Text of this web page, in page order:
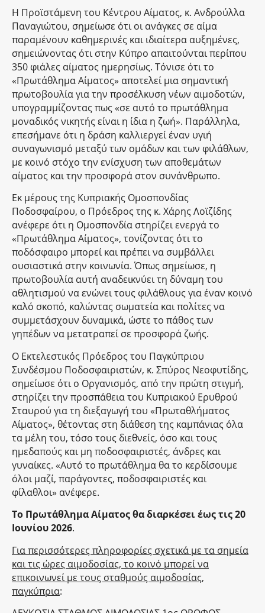
Η Προϊστάμενη του Κέντρου Αίματος, κ. Ανδρούλλα
Παναγιώτου, σημείωσε ότι οι ανάγκες σε αίμα
παραμένουν καθημερινές και ιδιαίτερα αυξημένες,
σημειώνοντας ότι στην Κύπρο απαιτούνται περίπου
350 φιάλες αίματος ημερησίως. Τόνισε ότι το
«Πρωτάθλημα Αίματος» αποτελεί μια σημαντική
πρωτοβουλία για την προσέλκυση νέων αιμοδοτών,
υπογραμμίζοντας πως «σε αυτό το πρωτάθλημα
μοναδικός νικητής είναι η ίδια η ζωή». Παράλληλα,
επεσήμανε ότι η δράση καλλιεργεί έναν υγιή
συναγωνισμό μεταξύ των ομάδων και των φιλάθλων,
με κοινό στόχο την ενίσχυση των αποθεμάτων
αίματος και την προσφορά στον συνάνθρωπο.
Εκ μέρους της Κυπριακής Ομοσπονδίας
Ποδοσφαίρου, ο Πρόεδρος της κ. Χάρης Λοϊζίδης
ανέφερε ότι η Ομοσπονδία στηρίζει ενεργά το
«Πρωτάθλημα Αίματος», τονίζοντας ότι το
ποδόσφαιρο μπορεί και πρέπει να συμβάλλει
ουσιαστικά στην κοινωνία. Όπως σημείωσε, η
πρωτοβουλία αυτή αναδεικνύει τη δύναμη του
αθλητισμού να ενώνει τους φιλάθλους για έναν κοινό
καλό σκοπό, καλώντας σωματεία και πολίτες να
συμμετάσχουν δυναμικά, ώστε το πάθος των
γηπέδων να μετατραπεί σε προσφορά ζωής.
Ο Εκτελεστικός Πρόεδρος του Παγκύπριου
Συνδέσμου Ποδοσφαιριστών, κ. Σπύρος Νεοφυτίδης,
σημείωσε ότι ο Οργανισμός, από την πρώτη στιγμή,
στηρίζει την προσπάθεια του Κυπριακού Ερυθρού
Σταυρού για τη διεξαγωγή του «Πρωταθλήματος
Αίματος», θέτοντας στη διάθεση της καμπάνιας όλα
τα μέλη του, τόσο τους διεθνείς, όσο και τους
ημεδαπούς και μη ποδοσφαιριστές, άνδρες και
γυναίκες. «Αυτό το πρωτάθλημα θα το κερδίσουμε
όλοι μαζί, παράγοντες, ποδοσφαιριστές και
φίλαθλοι» ανέφερε.
Το Πρωτάθλημα Αίματος θα διαρκέσει έως τις 20
Ιουνίου 2026.
Για περισσότερες πληροφορίες σχετικά με τα σημεία
και τις ώρες αιμοδοσίας, το κοινό μπορεί να
επικοινωνεί με τους σταθμούς αιμοδοσίας,
παγκύπρια: